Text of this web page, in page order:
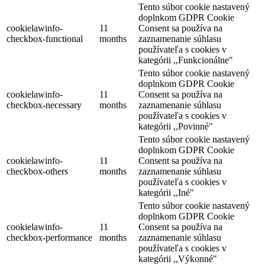
cookielawinfo-
checkbox-functional
11
months
Tento súbor cookie nastavený
doplnkom GDPR Cookie
Consent sa používa na
zaznamenanie súhlasu
používateľa s cookies v
kategórii ,,Funkcionálne"
cookielawinfo-
checkbox-necessary
11
months
Tento súbor cookie nastavený
doplnkom GDPR Cookie
Consent sa používa na
zaznamenanie súhlasu
používateľa s cookies v
kategórii ,,Povinné"
cookielawinfo-
checkbox-others
11
months
Tento súbor cookie nastavený
doplnkom GDPR Cookie
Consent sa používa na
zaznamenanie súhlasu
používateľa s cookies v
kategórii ,,Iné"
cookielawinfo-
checkbox-performance
11
months
Tento súbor cookie nastavený
doplnkom GDPR Cookie
Consent sa používa na
zaznamenanie súhlasu
používateľa s cookies v
kategórii ,,Výkonné"